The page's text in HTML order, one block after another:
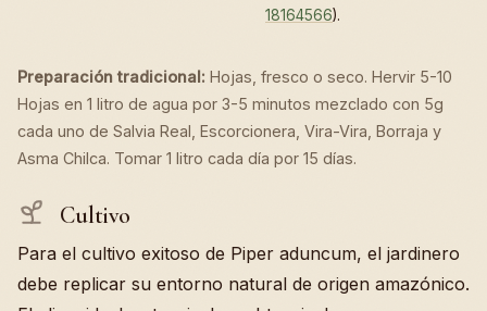
18164566).
Preparación tradicional: Hojas, fresco o seco. Hervir 5-10
Hojas en 1 litro de agua por 3-5 minutos mezclado con 5g
cada uno de Salvia Real, Escorcionera, Vira-Vira, Borraja y
Asma Chilca. Tomar 1 litro cada día por 15 días.
Cultivo
Para el cultivo exitoso de Piper aduncum, el jardinero
debe replicar su entorno natural de origen amazónico.